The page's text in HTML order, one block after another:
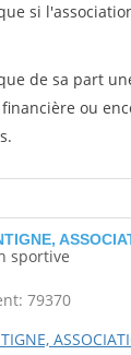
si
de sa part
ou
sportive
79370